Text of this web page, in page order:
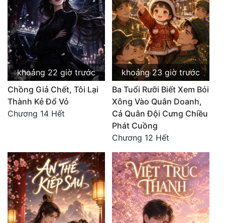
khoảng 22 giờ trước
Chồng Giả Chết, Tôi Lại
Thành Kẻ Đổ Vỏ
Chương 14 Hết
khoảng 23 giờ trước
Ba Tuổi Rưỡi Biết Xem Bói
Xông Vào Quân Doanh,
Cả Quân Đội Cưng Chiều
Phát Cuồng
Chương 12 Hết